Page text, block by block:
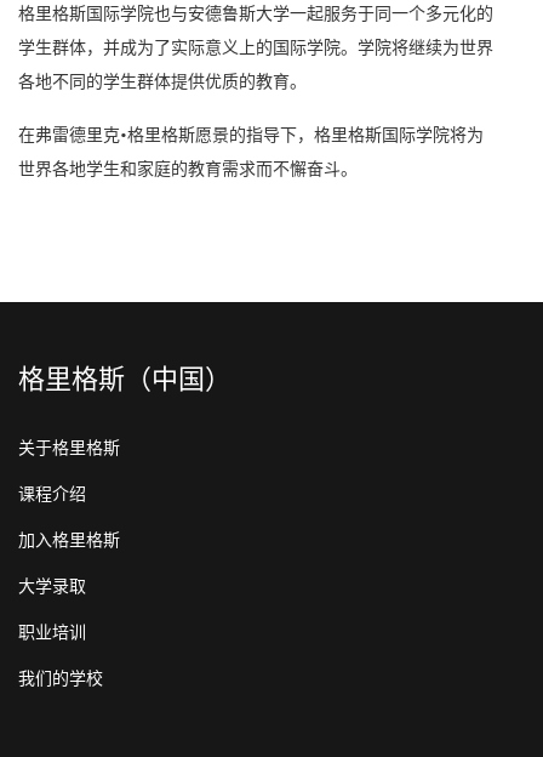
格里格斯国际学院也与安德鲁斯大学一起服务于同一个多元化的
学生群体，并成为了实际意义上的国际学院。学院将继续为世界
各地不同的学生群体提供优质的教育。
在弗雷德里克•格里格斯愿景的指导下，格里格斯国际学院将为
世界各地学生和家庭的教育需求而不懈奋斗。
格里格斯（中国）
关于格里格斯
课程介绍
加入格里格斯
大学录取
职业培训
我们的学校